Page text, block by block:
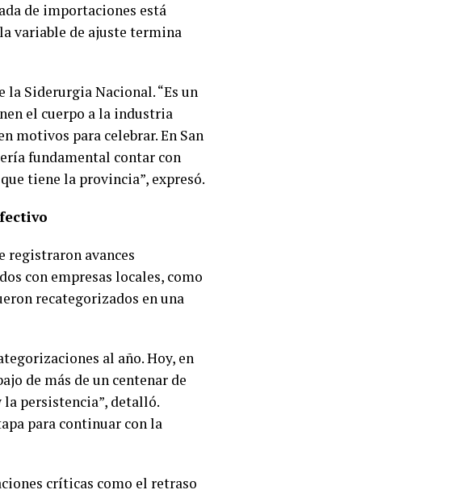
de importaciones está
variable de ajuste termina
la Siderurgia Nacional. “Es un
el cuerpo a la industria
motivos para celebrar. En San
fundamental contar con
tiene la provincia”, expresó.
registraron avances
con empresas locales, como
recategorizados en una
al año. Hoy, en
de más de un centenar de
persistencia”, detalló.
para continuar con la
críticas como el retraso